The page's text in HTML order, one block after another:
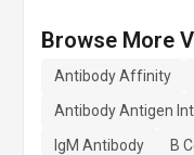
Browse More
Antibody Affinity
Antibody Antigen
IgM Antibody
B